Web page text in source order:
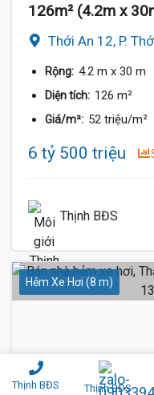
Thịnh BĐS Thịnh BĐS
126m² (4.2m x
Thới An 12, P.
Rộng: 4.2 m x 30 m
Diện tích: 126 m²
Giá/m²: 52 triệu/m²
6 tỷ 500 triệu
Thịnh BĐS
Hẻm Xe Hơi (8 m)